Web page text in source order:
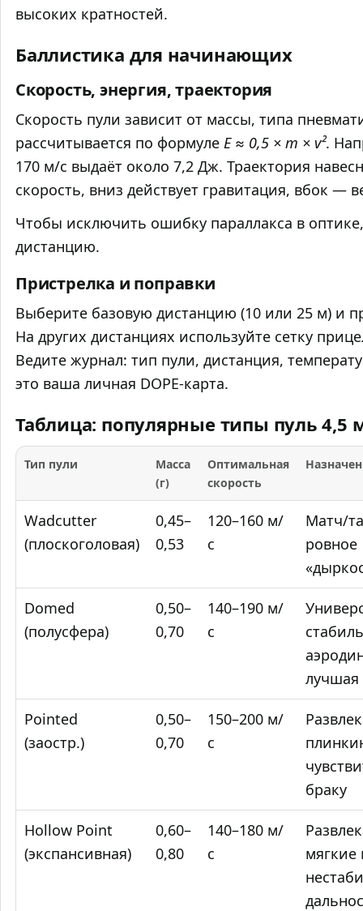
высоких кратностей.
Баллистика для начинающих
Скорость, энергия, траектория
Скорость пули зависит от массы, типа
рассчитывается по формуле E ≈ 0,5 × m × v².
170 м/с выдаёт около 7,2 Дж. Траектория
скорость, вниз действует гравитация, вбок —
Чтобы исключить ошибку параллакса в
дистанцию.
Пристрелка и поправки
Выберите базовую дистанцию (10 или 25 м) и
На других дистанциях используйте сетку
Ведите журнал: тип пули, дистанция,
это ваша личная DOPE‑карта.
Таблица: популярные типы пуль 4,5
Тип пули
Масса
(г)
Оптимальная
скорость
Wadcutter
(плоскоголовая)
0,45–
0,53
120–160 м/
с
Матч/
ровное
Domed
(полусфера)
0,50–
0,70
140–190 м/
с
лучшая
Pointed
(заостр.)
0,50–
0,70
150–200 м/
с
браку
Hollow Point
(экспансивная)
0,60–
0,80
140–180 м/
с